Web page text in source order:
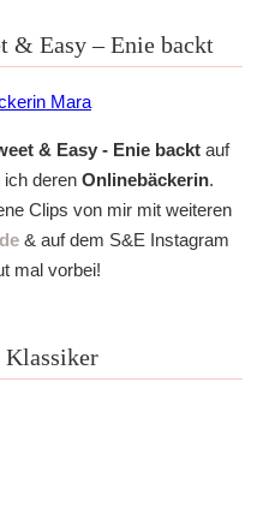
& Easy – Enie backt
& Easy - Enie backtauf
deren Onlinebäckerin.
Clips von mir mit weiteren
& auf dem S&E Instagram
mal vorbei!